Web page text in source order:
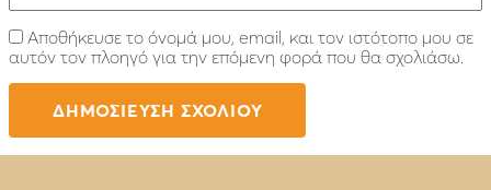
Αποθήκευσε το όνομά μου, email, και τον ιστότοπο μου σε
αυτόν τον πλοηγό για την επόμενη φορά που θα σχολιάσω.